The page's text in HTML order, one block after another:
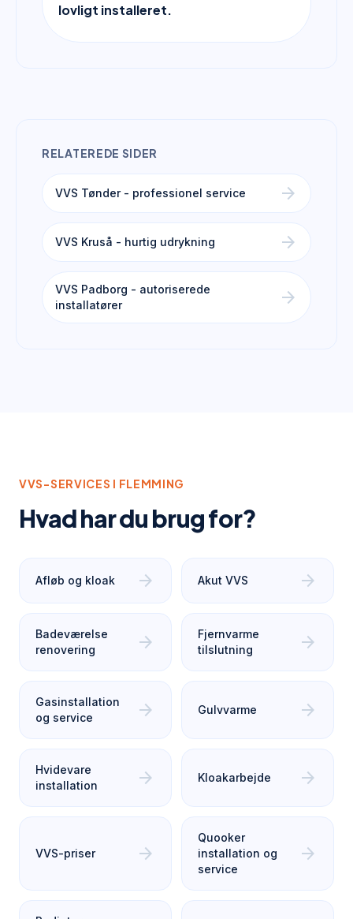
lovligt installeret.
RELATEREDE SIDER
VVS Tønder - professionel service arrow_forward
VVS Kruså - hurtig udrykning arrow_forward
VVS Padborg - autoriserede
installatører
arrow_forward
VVS-SERVICES I FLEMMING
Hvad har du brug for?
Afløb og kloak arrow_forward Akut VVS arrow_forward
Badeværelse
renovering
arrow_forward
Fjernvarme
tilslutning
arrow_forward
Gasinstallation
og service
arrow_forward Gulvvarme arrow_forward
Hvidevare
installation
arrow_forward Kloakarbejde arrow_forward
VVS-priser arrow_forward
Quooker
installation og
service
arrow_forward